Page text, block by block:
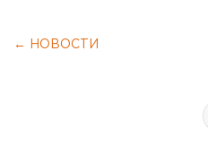
← НОВОСТИ